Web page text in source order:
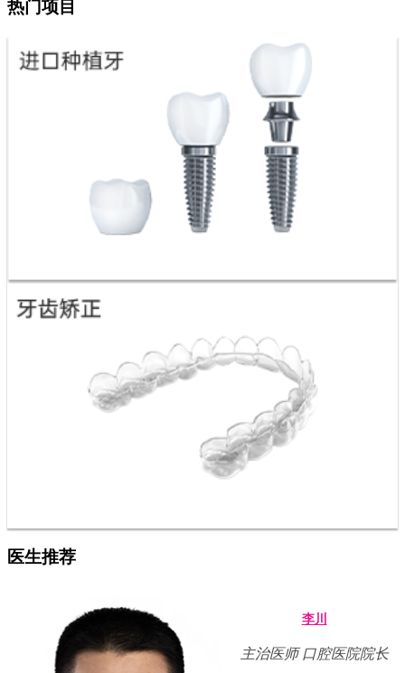
热门项目
医生推荐
李川
主治医师 口腔医院院长